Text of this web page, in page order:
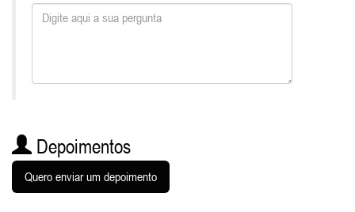
Depoimentos
Quero enviar um depoimento